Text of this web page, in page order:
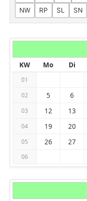
NW
RP SL SN
KW
Mo Di
01
02 5 6
03 12 13
04 19 20
05 26 27
06